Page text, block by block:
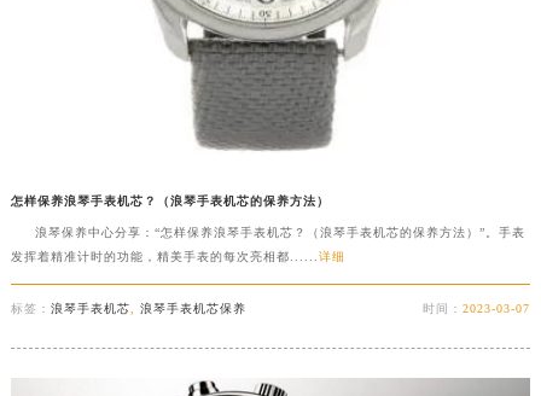
怎样保养浪琴手表机芯？（浪琴手表机芯的保养方法）
浪琴保养中心分享：“怎样保养浪琴手表机芯？（浪琴手表机芯的保养方法）”。手表
发挥着精准计时的功能，精美手表的每次亮相都...... 详细
标签： 浪琴手表机芯 浪琴手表机芯保养 时间：2023-03-07